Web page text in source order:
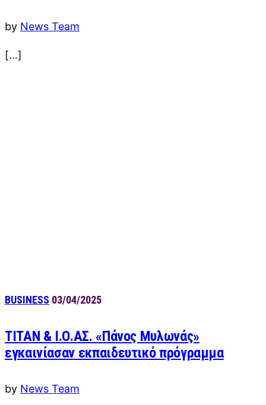
by News Team
[…]
BUSINESS 03/04/2025
ΤΙΤΑΝ & Ι.Ο.ΑΣ. «Πάνος Μυλωνάς»
εγκαινίασαν εκπαιδευτικό πρόγραμμα
by News Team